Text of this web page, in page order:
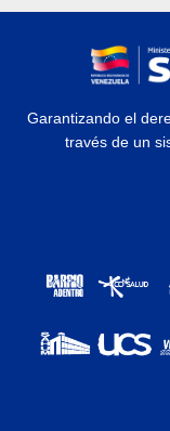
Garantizando el
través de un